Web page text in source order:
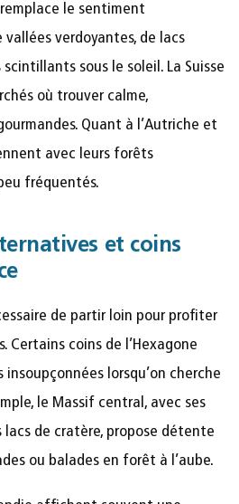
le sentiment
verdoyantes, de lacs
sous le soleil. La Suisse
où trouver calme,
Quant à l’Autriche et
avec leurs forêts
fréquentés.
et coins
de partir loin pour profiter
Certains coins de l’Hexagone
lorsqu’on cherche
le Massif central, avec ses
lacs de cratère, propose détente
ou balades en forêt à l’aube.